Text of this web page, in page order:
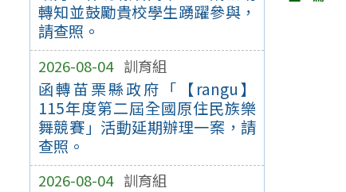
轉知並鼓勵貴校學生踴躍參與，
請查照。
2026-08-04 訓育組
函轉苗栗縣政府「【rangu】
115年度第二屆全國原住民族樂
舞競賽」活動延期辦理一案，請
查照。
2026-08-04 訓育組